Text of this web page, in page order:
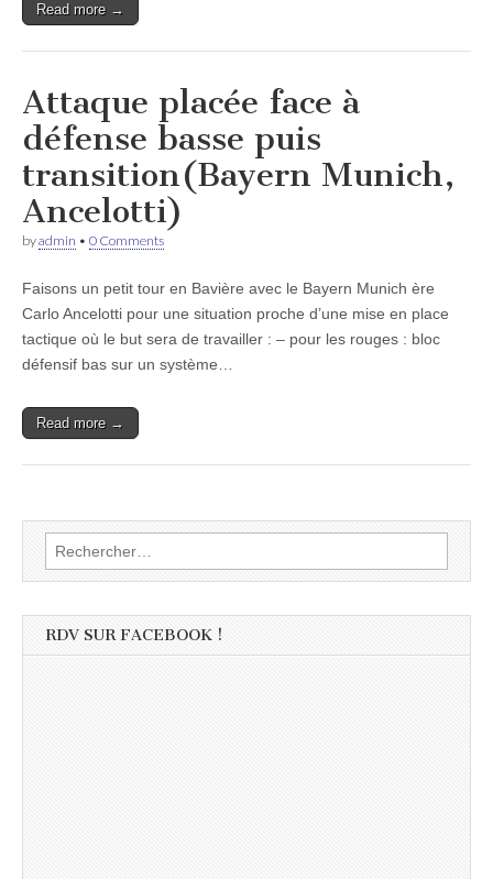
Read more →
Attaque placée face à
défense basse puis
transition(Bayern Munich,
Ancelotti)
byadmin • 0 Comments
Faisons un petit tour en Bavière avec le Bayern Munich ère
Carlo Ancelotti pour une situation proche d’une mise en place
tactique où le but sera de travailler : – pour les rouges : bloc
défensif bas sur un système…
Read more →
Rechercher :
RDV SUR FACEBOOK !